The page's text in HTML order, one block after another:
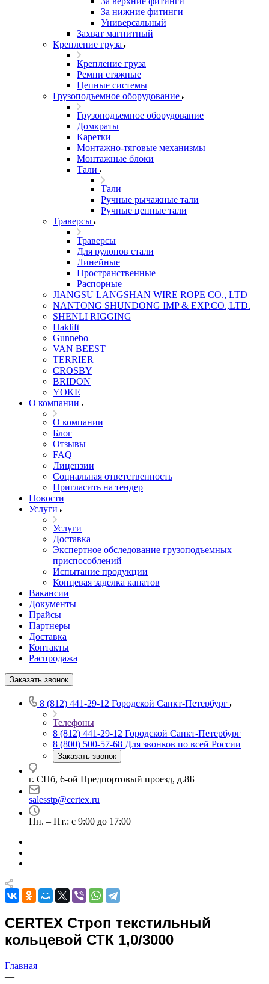
За нижние фитинги
Универсальный
Захват магнитный
Крепление груза
Крепление груза
Ремни стяжные
Цепные системы
Грузоподъемное оборудование
Грузоподъемное оборудование
Домкраты
Каретки
Монтажно-тяговые механизмы
Монтажные блоки
Тали
Тали
Ручные рычажные тали
Ручные цепные тали
Траверсы
Траверсы
Для рулонов стали
Линейные
Пространственные
Распорные
JIANGSU LANGSHAN WIRE ROPE CO., LTD
NANTONG SHUNDONG IMP & EXP.CO.,LTD.
SHENLI RIGGING
Haklift
Gunnebo
VAN BEEST
TERRIER
CROSBY
BRIDON
YOKE
О компании
О компании
Блог
Отзывы
FAQ
Лицензии
Социальная ответственность
Пригласить на тендер
Новости
Услуги
Услуги
Доставка
Экспертное обследование грузоподъемных
приспособлений
Испытание продукции
Концевая заделка канатов
Вакансии
Документы
Прайсы
Партнеры
Доставка
Контакты
Распродажа
Заказать звонок
8 (812) 441-29-12 Городской Санкт-Петербург
Телефоны
8 (812) 441-29-12 Городской Санкт-Петербург
8 (800) 500-57-68 Для звонков по всей России
Заказать звонок
г. СПб, 6-ой Предпортовый проезд, д.8Б
salesstp@certex.ru
Пн. – Пт.: с 9:00 до 17:00
CERTEX Строп текстильный
кольцевой СТК 1,0/3000
Главная
—